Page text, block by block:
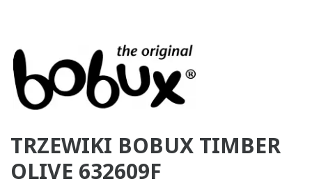
TRZEWIKI BOBUX TIMBER
OLIVE 632609F